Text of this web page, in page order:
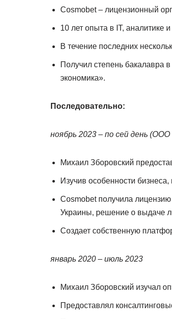
Cosmobet – лицензионный
10 лет опыта в IT, аналитике
В течение последних
Получил степень бакалавра
экономика».
Последовательно:
ноябрь 2023 – по сей день
Михаил Зборовский
Изучив особенности
Cosmobet получила
Украины, решение о выдаче
Создает собственную
январь 2020 – июль 2023
Михаил Зборовский изучал
Предоставлял